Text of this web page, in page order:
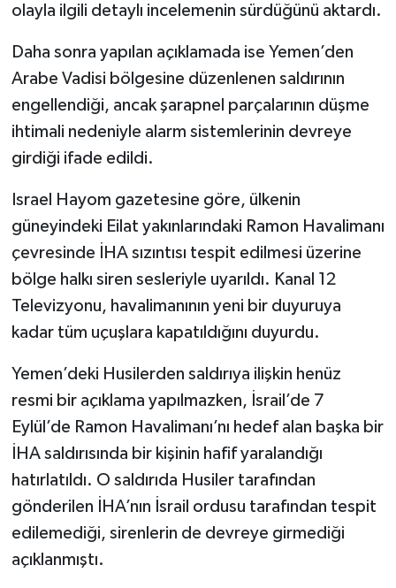
olayla ilgili detaylı incelemenin sürdüğünü aktardı.
Daha sonra yapılan açıklamada ise Yemen’den
Arabe Vadisi bölgesine düzenlenen saldırının
engellendiği, ancak şarapnel parçalarının düşme
ihtimali nedeniyle alarm sistemlerinin devreye
girdiği ifade edildi.
Israel Hayom gazetesine göre, ülkenin
güneyindeki Eilat yakınlarındaki Ramon Havalimanı
çevresinde İHA sızıntısı tespit edilmesi üzerine
bölge halkı siren sesleriyle uyarıldı. Kanal 12
Televizyonu, havalimanının yeni bir duyuruya
kadar tüm uçuşlara kapatıldığını duyurdu.
Yemen’deki Husilerden saldırıya ilişkin henüz
resmi bir açıklama yapılmazken, İsrail’de 7
Eylül’de Ramon Havalimanı’nı hedef alan başka bir
İHA saldırısında bir kişinin hafif yaralandığı
hatırlatıldı. O saldırıda Husiler tarafından
gönderilen İHA’nın İsrail ordusu tarafından tespit
edilemediği, sirenlerin de devreye girmediği
açıklanmıştı.